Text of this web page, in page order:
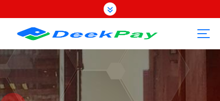
转
容